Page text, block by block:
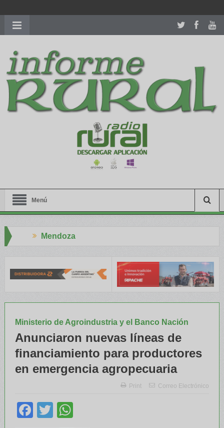
richardmillereplica
women.patekphilippe.tofor sale in usa recognized command with
dining room table ceremony. welcome to our
perfectwatches.is
shop. best youngsexdoll.comwith professional customer
services. 1: 1 design high
https://reallydiamond.com/
Menú
Ministerio de Agroindustria y el Banco Nación
Anunciaron nuevas líneas de
financiamiento para productores
en emergencia agropecuaria
Print Correo Electrónico
Facebook
Twitter